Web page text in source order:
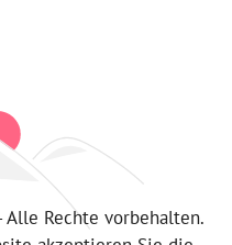
Alle Rechte vorbehalten.